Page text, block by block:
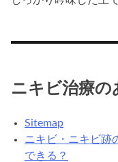
ニキビ治療の
Sitemap
ニキビ・ニキビ跡
できる？